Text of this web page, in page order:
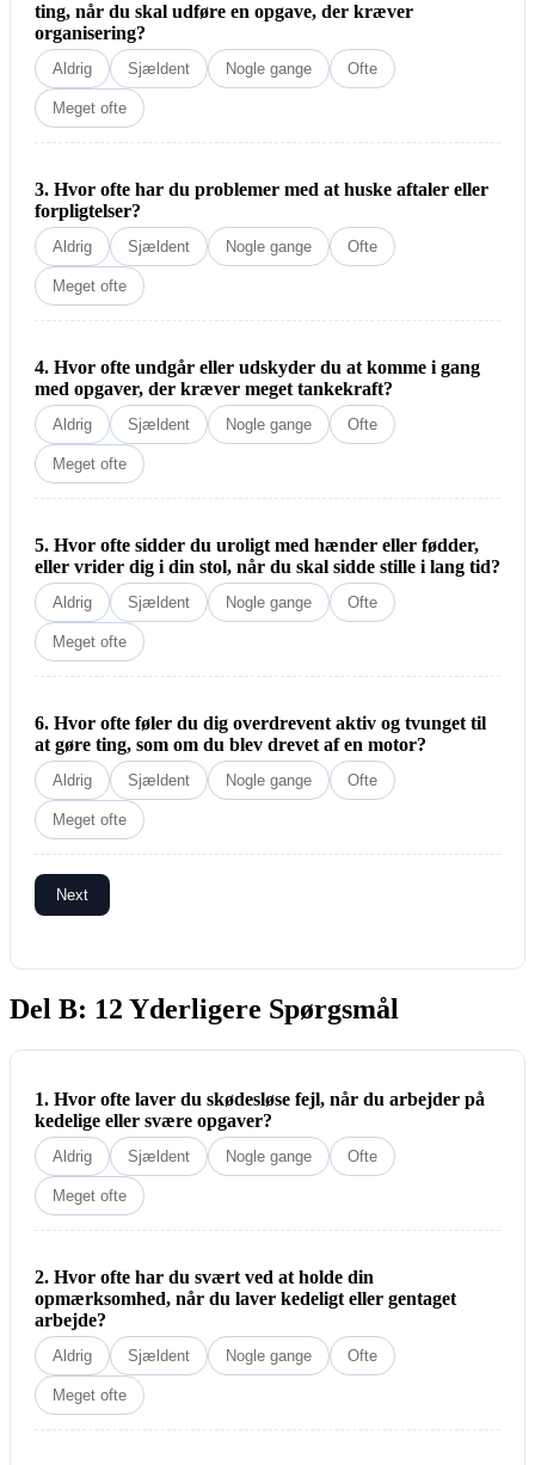
ting, når du skal udføre en opgave, der kræver
organisering?
Aldrig Sjældent Nogle gange Ofte
Meget ofte
3. Hvor ofte har du problemer med at huske aftaler eller
forpligtelser?
Aldrig Sjældent Nogle gange Ofte
Meget ofte
4. Hvor ofte undgår eller udskyder du at komme i gang
med opgaver, der kræver meget tankekraft?
Aldrig Sjældent Nogle gange Ofte
Meget ofte
5. Hvor ofte sidder du uroligt med hænder eller fødder,
eller vrider dig i din stol, når du skal sidde stille i lang tid?
Aldrig Sjældent Nogle gange Ofte
Meget ofte
6. Hvor ofte føler du dig overdrevent aktiv og tvunget til
at gøre ting, som om du blev drevet af en motor?
Aldrig Sjældent Nogle gange Ofte
Meget ofte
Next
Del B: 12 Yderligere Spørgsmål
1. Hvor ofte laver du skødesløse fejl, når du arbejder på
kedelige eller svære opgaver?
Aldrig Sjældent Nogle gange Ofte
Meget ofte
2. Hvor ofte har du svært ved at holde din
opmærksomhed, når du laver kedeligt eller gentaget
arbejde?
Aldrig Sjældent Nogle gange Ofte
Meget ofte